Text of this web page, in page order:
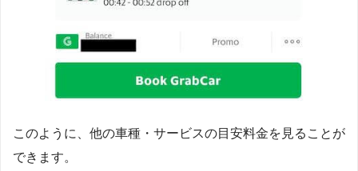
このように、他の車種・サービスの目安料金を見ることが
できます。